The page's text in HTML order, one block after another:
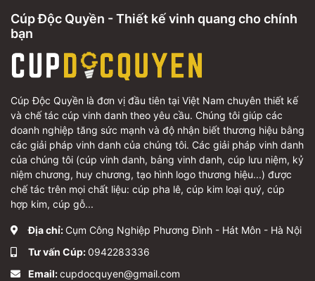
Cúp Độc Quyền - Thiết kế vinh quang cho chính
bạn
Cúp Độc Quyền là đơn vị đầu tiên tại Việt Nam chuyên thiết kế
và chế tác cúp vinh danh theo yêu cầu. Chúng tôi giúp các
doanh nghiệp tăng sức mạnh và độ nhận biết thương hiệu bằng
các giải pháp vinh danh của chúng tôi. Các giải pháp vinh danh
của chúng tôi (cúp vinh danh, bảng vinh danh, cúp lưu niệm, kỷ
niệm chương, huy chương, tạo hình logo thương hiệu...) được
chế tác trên mọi chất liệu: cúp pha lê, cúp kim loại quý, cúp
hợp kim, cúp gỗ...
Địa chỉ: Cụm Công Nghiệp Phương Đình - Hát Môn - Hà Nội
Tư vấn Cúp:0942283336
Email:cupdocquyen@gmail.com